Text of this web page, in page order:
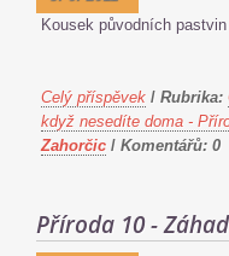
Kousek původních
Celý příspěvek / Rubrika:
když nesedíte doma -
Zahorčic / Komentářů: 0
Příroda 10 -